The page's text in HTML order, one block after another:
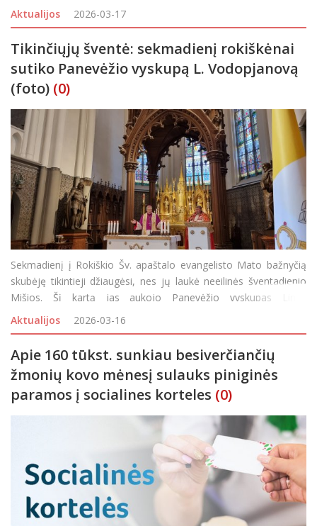
752 nuolatinių šalies gyventojų, iš kurių nemaža dalis –
imigravusių kitataučių.
Aktualijos 2026-03-17
Tikinčiųjų šventė: sekmadienį rokiškėnai
sutiko Panevėžio vyskupą L. Vodopjanovą
(foto) (0)
Sekmadienį į Rokiškio Šv. apaštalo evangelisto Mato bažnyčią
skubėję tikintieji džiaugėsi, nes jų laukė neeilinės šventadienio
Mišios. Šį kartą jas aukojo Panevėžio vyskupas Linas
Vodopjanovas OFM, nes liturginės apeigos tapo jo pirmosios
kanoninės vizitacij
Aktualijos 2026-03-16
Apie 160 tūkst. sunkiau besiverčiančių
žmonių kovo mėnesį sulauks piniginės
paramos į socialines korteles (0)